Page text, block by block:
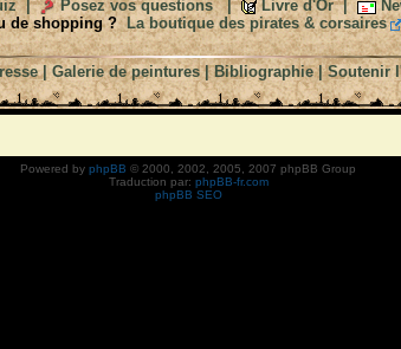
| Posez vos questions| Livre d'Or|
de shopping ?
La boutique des pirates & corsaires
|Galerie de peintures|Bibliographie|Soutenir
Powered by phpBB © 2000, 2002, 2005, 2007 phpBB Group
Traduction par: phpBB-fr.com
phpBB SEO